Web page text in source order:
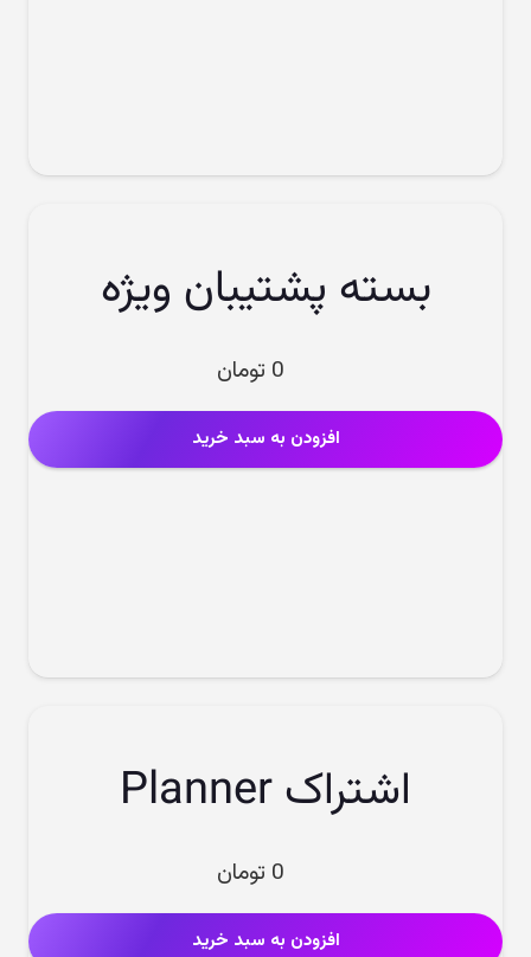
بسته پشتیبان ویژه
0 تومان
افزودن به سبد خرید
اشتراک Planner
0 تومان
افزودن به سبد خرید